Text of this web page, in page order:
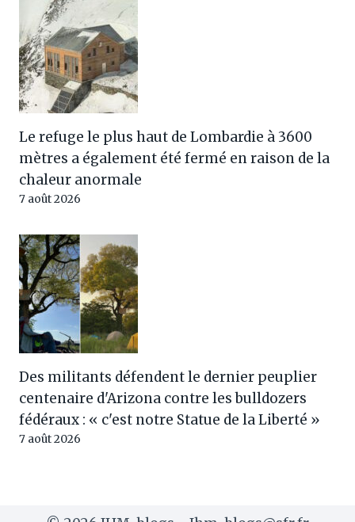
Le refuge le plus haut de Lombardie à 3600
mètres a également été fermé en raison de la
chaleur anormale
7 août 2026
Des militants défendent le dernier peuplier
centenaire d'Arizona contre les bulldozers
fédéraux : « c'est notre Statue de la Liberté »
7 août 2026